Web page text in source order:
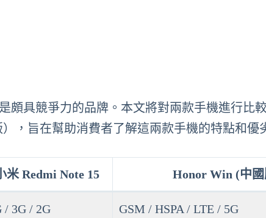
頗具競爭力的品牌。本文將對兩款手機進行比
，旨在幫助消費者了解這兩款手機的特點和優
米 Redmi Note 15 Honor Win (中
/ 3G / 2G GSM / HSPA / LTE / 5G